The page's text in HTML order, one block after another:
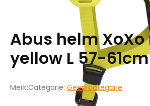
Abus helm
yellow L 57-61cm
Merk:Categorie: Geen categorie